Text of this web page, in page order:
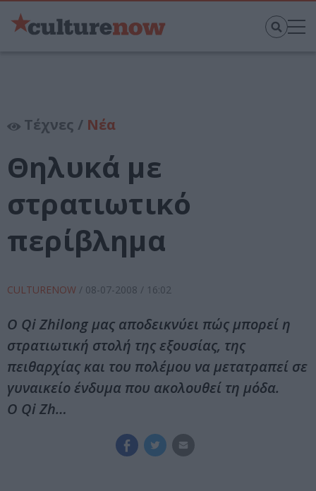
Τέχνες / Νέα
Θηλυκά με
στρατιωτικό
περίβλημα
CULTURENOW / 08-07-2008 / 16:02
Ο Qi Zhilong μας αποδεικνύει πώς μπορεί η
στρατιωτική στολή της εξουσίας, της
πειθαρχίας και του πολέμου να μετατραπεί σε
γυναικείο ένδυμα που ακολουθεί τη μόδα.
Ο Qi Zh…